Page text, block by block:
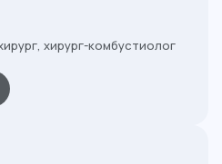
хирург-комбустиолог